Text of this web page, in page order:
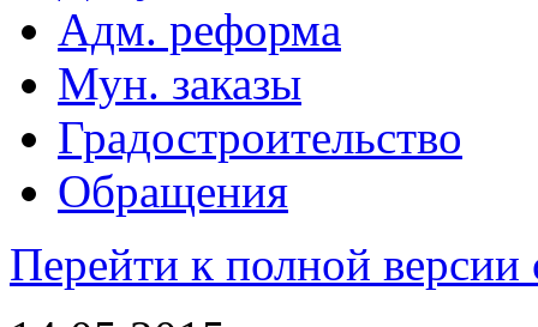
Адм. реформа
Мун. заказы
Градостроительство
Обращения
Перейти к полной версии